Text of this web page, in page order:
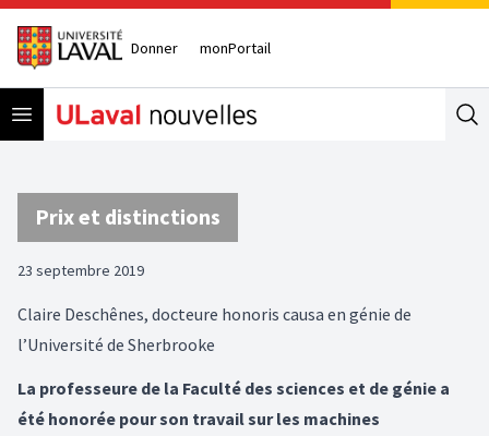
Donner monPortail
Open menu
Prix et distinctions
23 septembre 2019
Claire Deschênes, docteure honoris causa en génie de
l’Université de Sherbrooke
La professeure de la Faculté des sciences et de génie a
été honorée pour son travail sur les machines